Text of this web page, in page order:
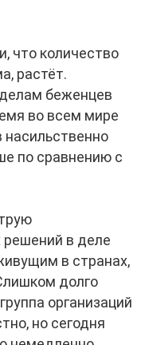
что количество
растёт.
беженцев
во всем мире
по сравнению с
решений в деле
в странах,
долго
организаций
но сегодня